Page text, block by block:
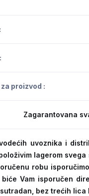
proizvod :
Zagarantovana
uvoznika i
lagerom
robu
Vam isporučen
bez trećih lica